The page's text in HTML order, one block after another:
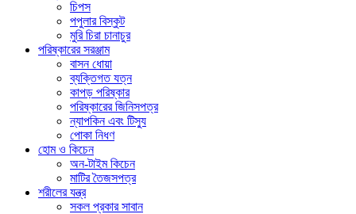
চিপস
পপুলার বিস্কুট
মুরি চিরা চানাচুর
পরিষ্কারের সরঞ্জাম
বাসন ধোয়া
ব্যক্তিগত যত্ন
কাপড় পরিষ্কার
পরিষ্কারের জিনিসপত্র
ন্যাপকিন এবং টিস্যু
পোকা নিধণ
হোম ও কিচেন
অন-টাইম কিচেন
মাটির তৈজসপত্র
শরীলের যন্ত্র
সকল প্রকার সাবান